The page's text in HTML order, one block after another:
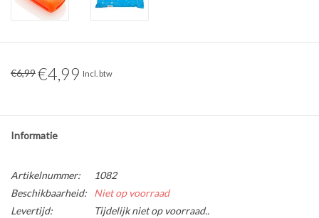
€6,99€4,99 Incl. btw
Informatie
Artikelnummer:
1082
Beschikbaarheid:
Niet op voorraad
Levertijd:
Tijdelijk niet op voorraad..